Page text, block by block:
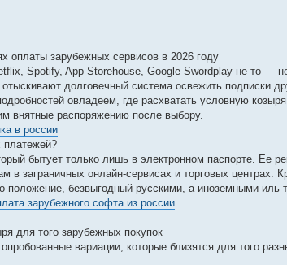
оплаты зарубежных сервисов в 2026 году
Spotify, App Storehouse, Google Swordplay не то —
долговечный система освежить подписки
овладеем, где расхватать условную
внятные распоряжению после выбору.
в россии
платежей?
бытует только лишь в электронном паспорте. Ее
в заграничных онлайн-сервисах и торговых центрах.
положение, безвыгодный русскими, а иноземными
зарубежного софта из россии
для того зарубежных покупок
вариации, которые близятся для того